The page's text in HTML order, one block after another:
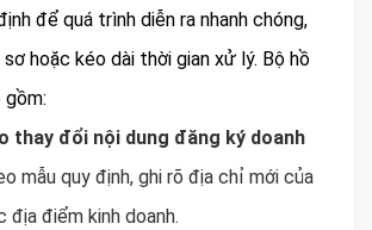
để quá trình diễn ra nhanh chóng,
hoặc kéo dài thời gian xử lý. Bộ hồ
gồm:
thay đổi nội dung đăng ký doanh
mẫu quy định, ghi rõ địa chỉ mới của
địa điểm kinh doanh.